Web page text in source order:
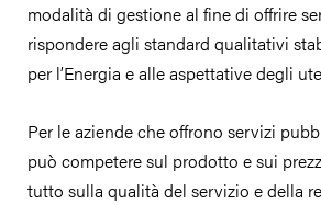
modalità di gestione al fine di offrire
rispondere agli standard qualitativi
per l’Energia e alle aspettative degli
Per le aziende che offrono servizi
può competere sul prodotto e sui
tutto sulla qualità del servizio e della